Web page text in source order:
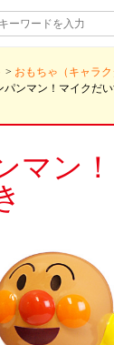
> おもちゃ（キャラク
パンマン！マイクだい
マン